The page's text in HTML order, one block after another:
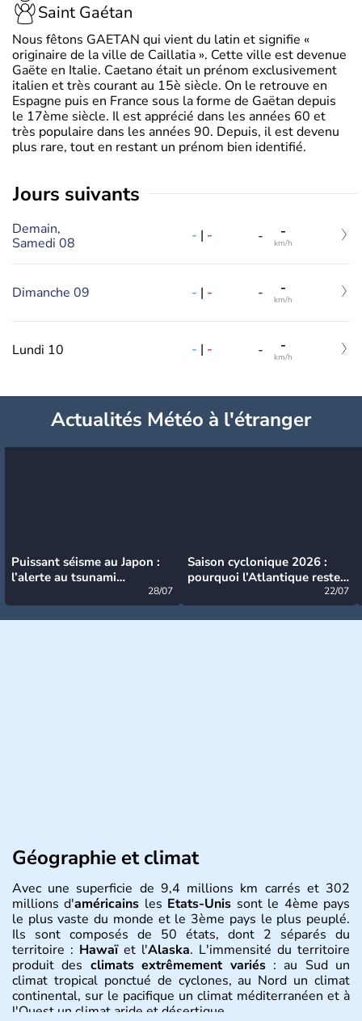
Saint Gaétan
Nous fêtons GAETAN qui vient du latin et signifie «
originaire de la ville de Caillatia ». Cette ville est devenue
Gaëte en Italie. Caetano était un prénom exclusivement
italien et très courant au 15è siècle. On le retrouve en
Espagne puis en France sous la forme de Gaëtan depuis
le 17ème siècle. Il est apprécié dans les années 60 et
très populaire dans les années 90. Depuis, il est devenu
plus rare, tout en restant un prénom bien identifié.
jours suivants
Demain,
Samedi 08
- | - - -
km/h
Dimanche 09 - | - - -
km/h
Lundi 10 - | - - -
km/h
Actualités Météo à l'étranger
Puissant séisme au Japon :
l’alerte au tsunami
28/07
Saison cyclonique 2026 :
pourquoi l’Atlantique reste
22/07
Géographie et climat
Avec une superficie de 9,4 millions km carrés et 302
millions d'américains les Etats-Unis sont le 4ème pays
le plus vaste du monde et le 3ème pays le plus peuplé.
Ils sont composés de 50 états, dont 2 séparés du
territoire : Hawaïet l'Alaska. L'immensité du territoire
produit des climats extrêmement variés: au Sud un
climat tropical ponctué de cyclones, au Nord un climat
continental, sur le pacifique un climat méditerranéen et à
l'Ouest un climat aride et désertique.